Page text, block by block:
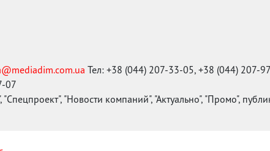
Тел: +38 (044) 207-33-05, +38 (044) 207-
07
"Новости компаний", "Актуально", "Промо",